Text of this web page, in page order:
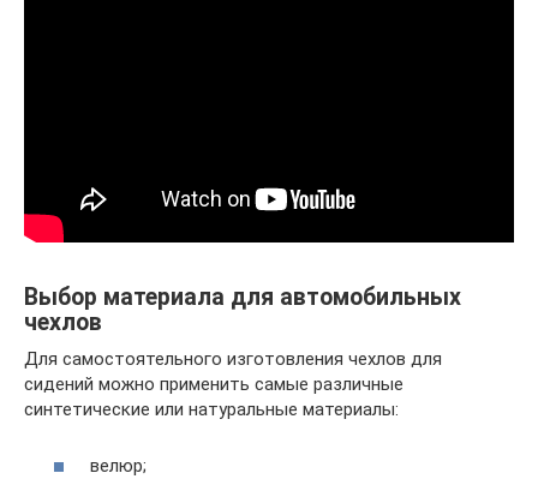
Выбор материала для автомобильных
чехлов
Для самостоятельного изготовления чехлов для
сидений можно применить самые различные
синтетические или натуральные материалы:
велюр;